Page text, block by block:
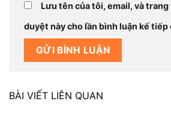
Lưu tên của tôi, email, và
duyệt này cho lần bình luận kế tiếp
BÀI VIẾT LIÊN QUAN